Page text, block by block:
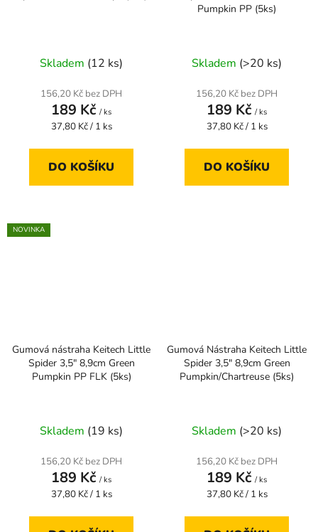
Skladem (12 ks)
156,20 Kč bez DPH
189 Kč / ks
Měrná
37,80 Kč / 1 ks
DO KOŠÍKU
Pumpkin PP (5ks)
Skladem (>20 ks)
156,20 Kč bez DPH
189 Kč / ks
Měrná
37,80 Kč / 1 ks
DO KOŠÍKU
NOVINKA
Gumová nástraha Keitech Little
Spider 3,5" 8,9cm Green
Pumpkin PP FLK (5ks)
Skladem (19 ks)
156,20 Kč bez DPH
189 Kč / ks
Měrná
37,80 Kč / 1 ks
Gumová Nástraha Keitech Little
Spider 3,5" 8,9cm Green
Pumpkin/Chartreuse (5ks)
Skladem (>20 ks)
156,20 Kč bez DPH
189 Kč / ks
Měrná
37,80 Kč / 1 ks